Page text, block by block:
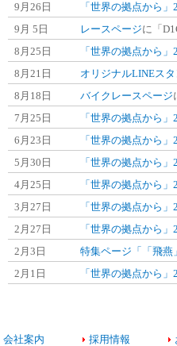
9月26日
「世界の拠点から
9月 5日
レースページに「
8月25日
「世界の拠点から
8月21日
オリジナルLINEス
8月18日
バイクレースページ
7月25日
「世界の拠点から
6月23日
「世界の拠点から
5月30日
「世界の拠点から
4月25日
「世界の拠点から
3月27日
「世界の拠点から
2月27日
「世界の拠点から
2月3日
特集ページ「「飛燕
2月1日
「世界の拠点から
会社案内 採用情報